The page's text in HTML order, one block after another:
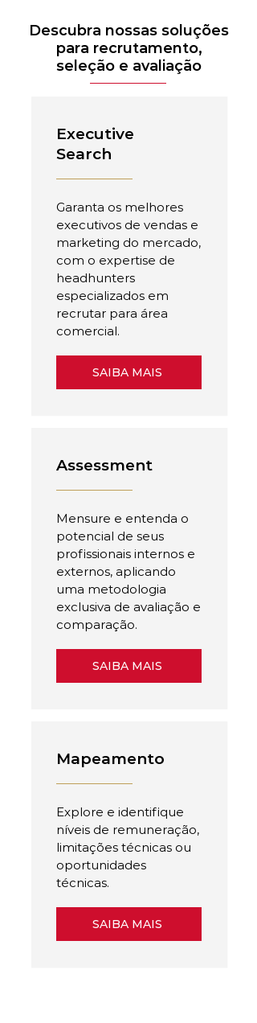
Descubra nossas soluções
para recrutamento,
seleção e avaliação
Executive
Search
Garanta os melhores
executivos de vendas e
marketing do mercado,
com o expertise de
headhunters
especializados em
recrutar para área
comercial.
SAIBA MAIS
Assessment
Mensure e entenda o
potencial de seus
profissionais internos e
externos, aplicando
uma metodologia
exclusiva de avaliação e
comparação.
SAIBA MAIS
Mapeamento
Explore e identifique
níveis de remuneração,
limitações técnicas ou
oportunidades
técnicas.
SAIBA MAIS